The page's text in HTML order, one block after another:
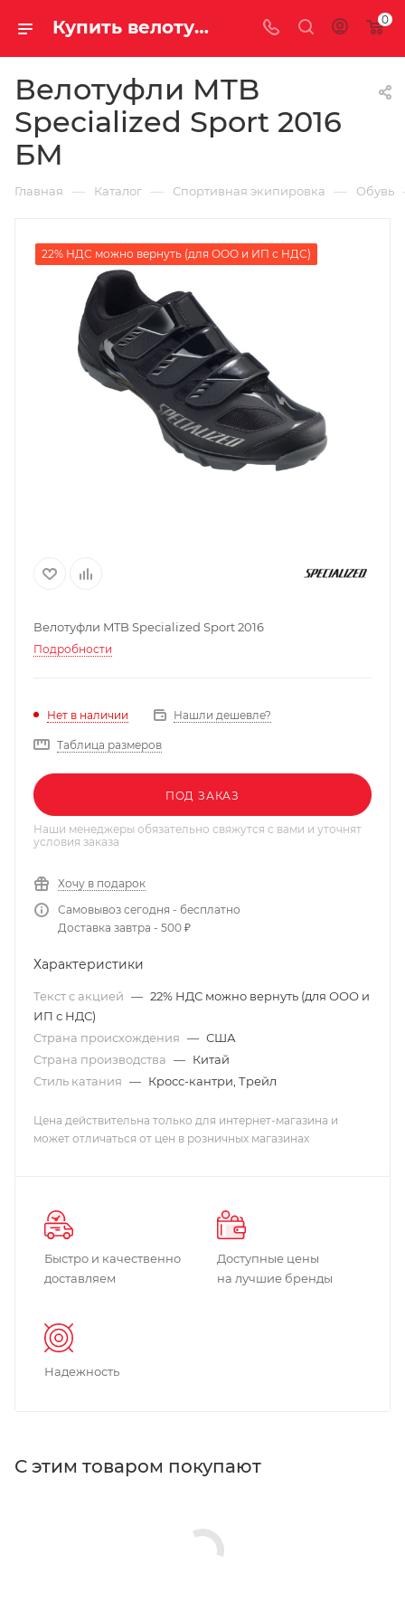
Купить велотуфли mtb specialized sport 2016 бм у официального дилера за 7890.00000000 рублей 0
Велотуфли MTB
Specialized Sport 2016
БМ
Главная — Каталог — Спортивная экипировка — Обувь
22% НДС можно вернуть (для ООО и ИП с НДС)
Велотуфли MTB Specialized Sport 2016
Подробности
Нет в наличии Нашли дешевле?
Таблица размеров
ПОД ЗАКАЗ
Наши менеджеры обязательно свяжутся с вами и уточнят
условия заказа
Хочу в подарок
Самовывоз сегодня - бесплатно
Доставка завтра - 500 ₽
Характеристики
Текст с акцией — 22% НДС можно вернуть (для ООО и
ИП с НДС)
Страна происхождения — США
Страна производства — Китай
Стиль катания — Кросс-кантри, Трейл
Цена действительна только для интернет-магазина и
может отличаться от цен в розничных магазинах
Быстро и качественно
доставляем
Доступные цены
на лучшие бренды
Надежность
С этим товаром покупают